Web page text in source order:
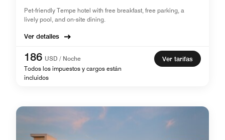
Pet-friendly Tempe hotel with free breakfast, free parking, a
lively pool, and on-site dining.
Ver detalles
186 USD / Noche
Todos los impuestos y cargos están
incluidos
Ver tarifas